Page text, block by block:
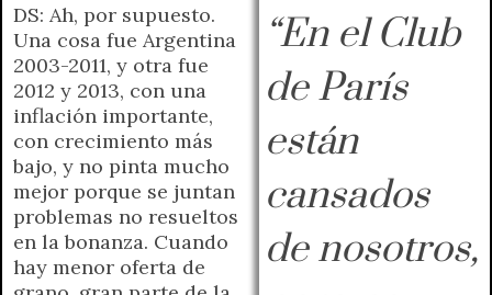
“En el Club
de París
están
cansados
de nosotros,
DS: Ah, por supuesto.
Una cosa fue Argentina
2003-2011, y otra fue
2012 y 2013, con una
inflación importante,
con crecimiento más
bajo, y no pinta mucho
mejor porque se juntan
problemas no resueltos
en la bonanza. Cuando
hay menor oferta de